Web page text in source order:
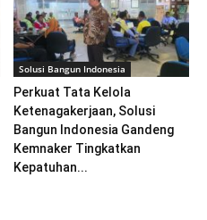
Solusi Bangun Indonesia
Perkuat Tata Kelola
Ketenagakerjaan, Solusi
Bangun Indonesia Gandeng
Kemnaker Tingkatkan
Kepatuhan...